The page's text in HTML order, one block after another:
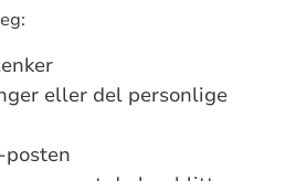
eller del personlige
posten